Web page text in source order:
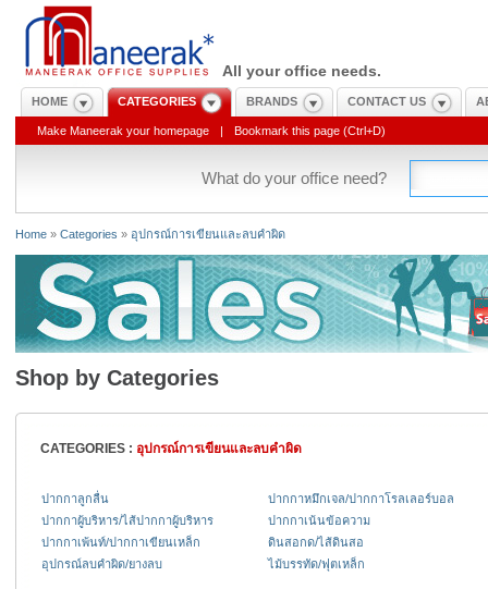
All your office needs.
HOME CATEGORIES BRANDS CONTACT US
Make Maneerak your homepage | Bookmark this page (Ctrl+D)
What do your office need?
Home » Categories » อุปกรณ์การเขียนและลบคำผิด
Shop by Categories
CATEGORIES : อุปกรณ์การเขียนและลบคำผิด
ปากกาลูกลื่น
ปากกาหมึกเจล/ปากกาโรลเลอร์บอล
ปากกาผู้บริหาร/ไส้ปากกาผู้บริหาร
ปากกาเน้นข้อความ
ปากกาเพ้นท์/ปากกาเขียนเหล็ก
ดินสอกด/ไส้ดินสอ
อุปกรณ์ลบคำผิด/ยางลบ
ไม้บรรทัด/ฟุตเหล็ก